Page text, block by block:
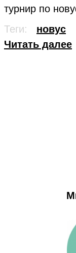
турнир по
Теги:
новус
Читать далее